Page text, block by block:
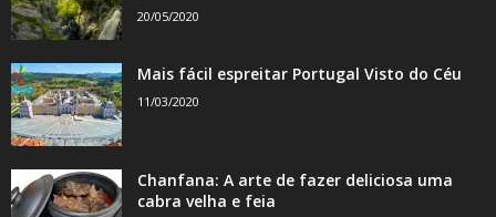
20/05/2020
Mais fácil espreitar Portugal Visto do Céu
11/03/2020
Chanfana: A arte de fazer deliciosa uma
cabra velha e feia